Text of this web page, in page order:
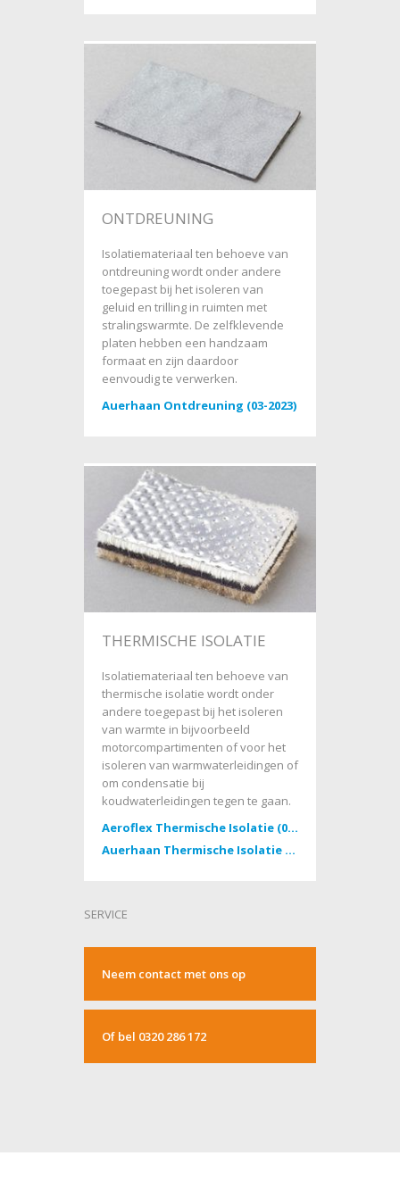
ONTDREUNING
Isolatiemateriaal ten behoeve van
ontdreuning wordt onder andere
toegepast bij het isoleren van
geluid en trilling in ruimten met
stralingswarmte. De zelfklevende
platen hebben een handzaam
formaat en zijn daardoor
eenvoudig te verwerken.
Auerhaan Ontdreuning (03-2023)
THERMISCHE ISOLATIE
Isolatiemateriaal ten behoeve van
thermische isolatie wordt onder
andere toegepast bij het isoleren
van warmte in bijvoorbeeld
motorcompartimenten of voor het
isoleren van warmwaterleidingen of
om condensatie bij
koudwaterleidingen tegen te gaan.
Aeroflex Thermische Isolatie (03-2023)
Auerhaan Thermische Isolatie (03-2023)
SERVICE
Neem contact met ons op
Of bel 0320 286 172